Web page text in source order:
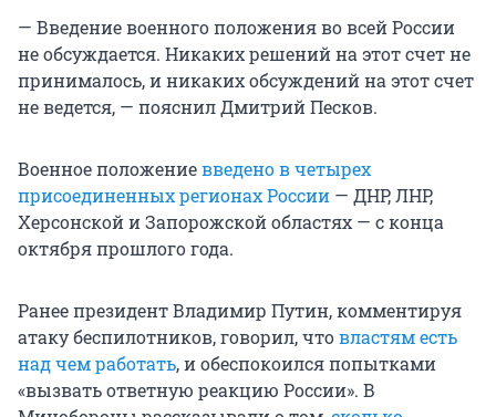
— Введение военного положения во всей России
не обсуждается. Никаких решений на этот счет не
принималось, и никаких обсуждений на этот счет
не ведется, — пояснил Дмитрий Песков.
Военное положениевведено в четырех
присоединенных регионах России — ДНР, ЛНР,
Херсонской и Запорожской областях — с конца
октября прошлого года.
Ранее президент Владимир Путин, комментируя
атаку беспилотников, говорил, чтовластям есть
над чем работать, и обеспокоился попытками
«вызвать ответную реакцию России». В